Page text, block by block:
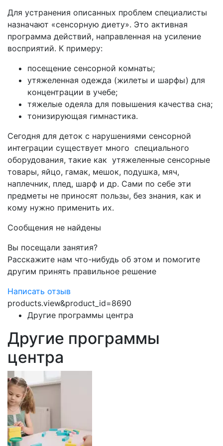
Для устранения описанных проблем специалисты
назначают «сенсорную диету». Это активная
программа действий, направленная на усиление
восприятий. К примеру:
посещение сенсорной комнаты;
утяжеленная одежда (жилеты и шарфы) для
концентрации в учебе;
тяжелые одеяла для повышения качества сна;
тонизирующая гимнастика.
Сегодня для деток с нарушениями сенсорной
интеграции существует много специального
оборудования, такие как утяжеленные сенсорные
товары, яйцо, гамак, мешок, подушка, мяч,
наплечник, плед, шарф и др. Сами по себе эти
предметы не приносят пользы, без знания, как и
кому нужно применить их.
Сообщения не найдены
Вы посещали занятия?
Расскажите нам что-нибудь об этом и помогите
другим принять правильное решение
Написать отзыв
products.view&product_id=8690
Другие программы центра
Другие программы
центра